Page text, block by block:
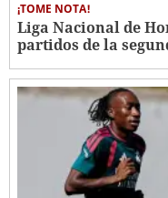
¡TOME NOTA!
Liga Nacional de
partidos de la